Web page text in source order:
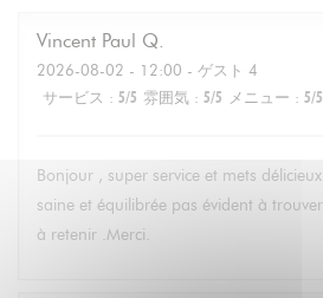
Vincent Paul Q
2026-08-02 - 12:00 - ゲスト 4
サービス : 5/5 雰囲気 : 5/5 メニュー : 5/5
Bonjour , super service et mets
saine et équilibrée pas évident à
à retenir .Merci.